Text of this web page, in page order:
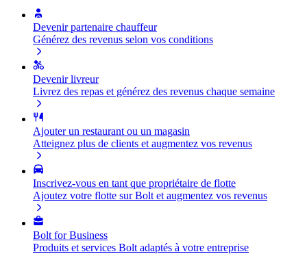
Devenir partenaire chauffeur
Générez des revenus selon vos conditions
Devenir livreur
Livrez des repas et générez des revenus chaque semaine
Ajouter un restaurant ou un magasin
Atteignez plus de clients et augmentez vos revenus
Inscrivez-vous en tant que propriétaire de flotte
Ajoutez votre flotte sur Bolt et augmentez vos revenus
Bolt for Business
Produits et services Bolt adaptés à votre entreprise